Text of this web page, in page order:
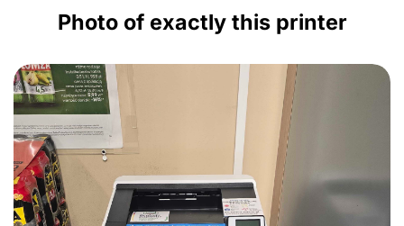
Photo of exactly this printer